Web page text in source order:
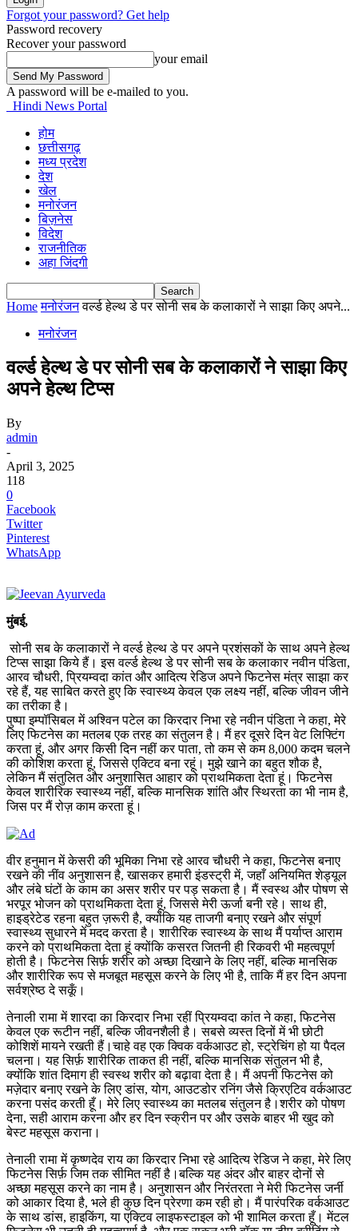
Forgot your password? Get help
Password recovery
Recover your password
your email
A password will be e-mailed to you.
Hindi News Portal
होम
छत्तीसगढ़
मध्य प्रदेश
देश
खेल
मनोरंजन
बिज़नेस
विदेश
राजनीतिक
अहा जिंदगी
Home मनोरंजन वर्ल्ड हेल्थ डे पर सोनी सब के कलाकारों ने साझा किए अपने...
मनोरंजन
वर्ल्ड हेल्थ डे पर सोनी सब के कलाकारों ने साझा किए
अपने हेल्थ टिप्स
By
admin
-
April 3, 2025
118
0
Facebook
Twitter
Pinterest
WhatsApp
मुंबई,
सोनी सब के कलाकारों ने वर्ल्ड हेल्थ डे पर अपने प्रशंसकों के साथ अपने हेल्थ
टिप्स साझा किये हैं। इस वर्ल्ड हेल्थ डे पर सोनी सब के कलाकार नवीन पंडिता,
आरव चौधरी, प्रियम्वदा कांत और आदित्य रेडिज अपने फिटनेस मंत्र साझा कर
रहे हैं, यह साबित करते हुए कि स्वास्थ्य केवल एक लक्ष्य नहीं, बल्कि जीवन जीने
का तरीका है।
पुष्पा इम्पॉसिबल में अश्विन पटेल का किरदार निभा रहे नवीन पंडिता ने कहा, मेरे
लिए फिटनेस का मतलब एक तरह का संतुलन है। मैं हर दूसरे दिन वेट लिफ्टिंग
करता हूं, और अगर किसी दिन नहीं कर पाता, तो कम से कम 8,000 कदम चलने
की कोशिश करता हूं, जिससे एक्टिव बना रहूं। मुझे खाने का बहुत शौक है,
लेकिन मैं संतुलित और अनुशासित आहार को प्राथमिकता देता हूं। फिटनेस
केवल शारीरिक स्वास्थ्य नहीं, बल्कि मानसिक शांति और स्थिरता का भी नाम है,
जिस पर मैं रोज़ काम करता हूं।
वीर हनुमान में केसरी की भूमिका निभा रहे आरव चौधरी ने कहा, फिटनेस बनाए
रखने की नींव अनुशासन है, खासकर हमारी इंडस्ट्री में, जहाँ अनियमित शेड्यूल
और लंबे घंटों के काम का असर शरीर पर पड़ सकता है। मैं स्वस्थ और पोषण से
भरपूर भोजन को प्राथमिकता देता हूं, जिससे मेरी ऊर्जा बनी रहे। साथ ही,
हाइड्रेटेड रहना बहुत ज़रूरी है, क्योंकि यह ताजगी बनाए रखने और संपूर्ण
स्वास्थ्य सुधारने में मदद करता है। शारीरिक स्वास्थ्य के साथ मैं पर्याप्त आराम
करने को प्राथमिकता देता हूं क्योंकि कसरत जितनी ही रिकवरी भी महत्वपूर्ण
होती है। फिटनेस सिर्फ़ शरीर को अच्छा दिखाने के लिए नहीं, बल्कि मानसिक
और शारीरिक रूप से मजबूत महसूस करने के लिए भी है, ताकि मैं हर दिन अपना
सर्वश्रेष्ठ दे सकूँ।
तेनाली रामा में शारदा का किरदार निभा रहीं प्रियम्वदा कांत ने कहा, फिटनेस
केवल एक रूटीन नहीं, बल्कि जीवनशैली है। सबसे व्यस्त दिनों में भी छोटी
कोशिशें मायने रखती हैं।चाहे वह एक क्विक वर्कआउट हो, स्ट्रेचिंग हो या पैदल
चलना। यह सिर्फ़ शारीरिक ताकत ही नहीं, बल्कि मानसिक संतुलन भी है,
क्योंकि शांत दिमाग ही स्वस्थ शरीर को बढ़ावा देता है। मैं अपनी फिटनेस को
मज़ेदार बनाए रखने के लिए डांस, योग, आउटडोर रनिंग जैसे क्रिएटिव वर्कआउट
करना पसंद करती हूँ। मेरे लिए स्वास्थ्य का मतलब संतुलन है।शरीर को पोषण
देना, सही आराम करना और हर दिन स्क्रीन पर और उसके बाहर भी खुद को
बेस्ट महसूस कराना।
तेनाली रामा में कृष्णदेव राय का किरदार निभा रहे आदित्य रेडिज ने कहा, मेरे लिए
फिटनेस सिर्फ़ जिम तक सीमित नहीं है।बल्कि यह अंदर और बाहर दोनों से
अच्छा महसूस करने का नाम है। अनुशासन और निरंतरता ने मेरी फिटनेस जर्नी
को आकार दिया है, भले ही कुछ दिन प्रेरणा कम रही हो। मैं पारंपरिक वर्कआउट
के साथ डांस, हाइकिंग, या एक्टिव लाइफस्टाइल को भी शामिल करता हूँ। मेंटल